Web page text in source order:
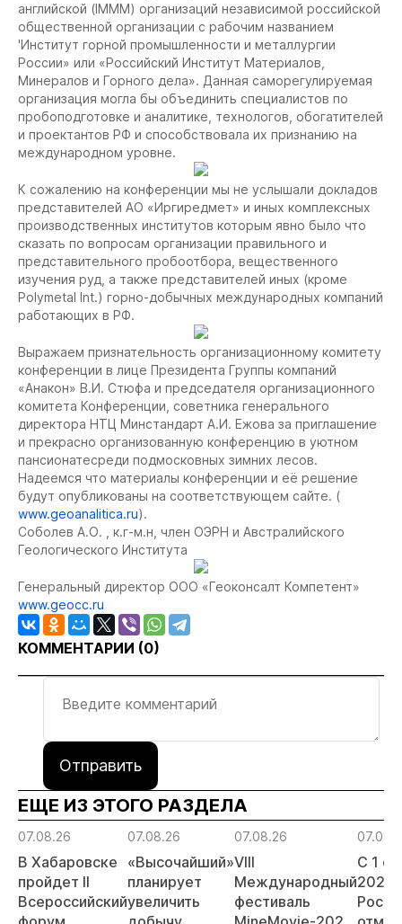
английской (IMMM) организаций независимой российской
общественной организации с рабочим названием
'Институт горной промышленности и металлургии
России» или «Российский Институт Материалов,
Минералов и Горного дела». Данная саморегулируемая
организация могла бы объединить специалистов по
пробоподготовке и аналитике, технологов, обогатителей
и проектантов РФ и способствовала их признанию на
международном уровне.
К сожалению на конференции мы не услышали докладов
представителей АО «Иргиредмет» и иных комплексных
производственных институтов которым явно было что
сказать по вопросам организации правильного и
представительного пробоотбора, вещественного
изучения руд, а также представителей иных (кроме
Polymetal Int.) горно-добычных международных компаний
работающих в РФ.
Выражаем признательность организационному комитету
конференции в лице Президента Группы компаний
«Анакон» В.И. Стюфа и председателя организационного
комитета Конференции, советника генерального
директора НТЦ Минстандарт А.И. Ежова за приглашение
и прекрасно организованную конференцию в уютном
пансионатесреди подмосковных зимних лесов.
Надеемся что материалы конференции и её решение
будут опубликованы на соответствующем сайте. (
www.geoanalitica.ru).
Cоболев А.О. , к.г-м.н, член ОЭРН и Австралийского
Геологического Института
Генеральный директор ООО «Геоконсалт Компетент»
www.geocc.ru
КОММЕНТАРИИ (0)
Отправить
ЕЩЕ ИЗ ЭТОГО РАЗДЕЛА
07.08.26
В Хабаровске
пройдет II
Всероссийский
07.08.26
«Высочайший»
планирует
увеличить
07.08.26
VIII
Международный
фестиваль
С 1
2026